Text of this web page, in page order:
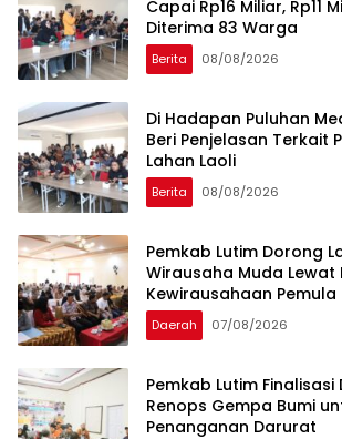
Capai Rp16 Miliar, Rp11
Diterima 83 Warga
Berita 08/08/2026
Di Hadapan Puluhan
Beri Penjelasan Terkait
Lahan Laoli
Berita 08/08/2026
Pemkab Lutim Dorong
Wirausaha Muda Lewat
Kewirausahaan Pemula
Daerah 07/08/2026
Pemkab Lutim Finalisasi
Renops Gempa Bumi
Penanganan Darurat